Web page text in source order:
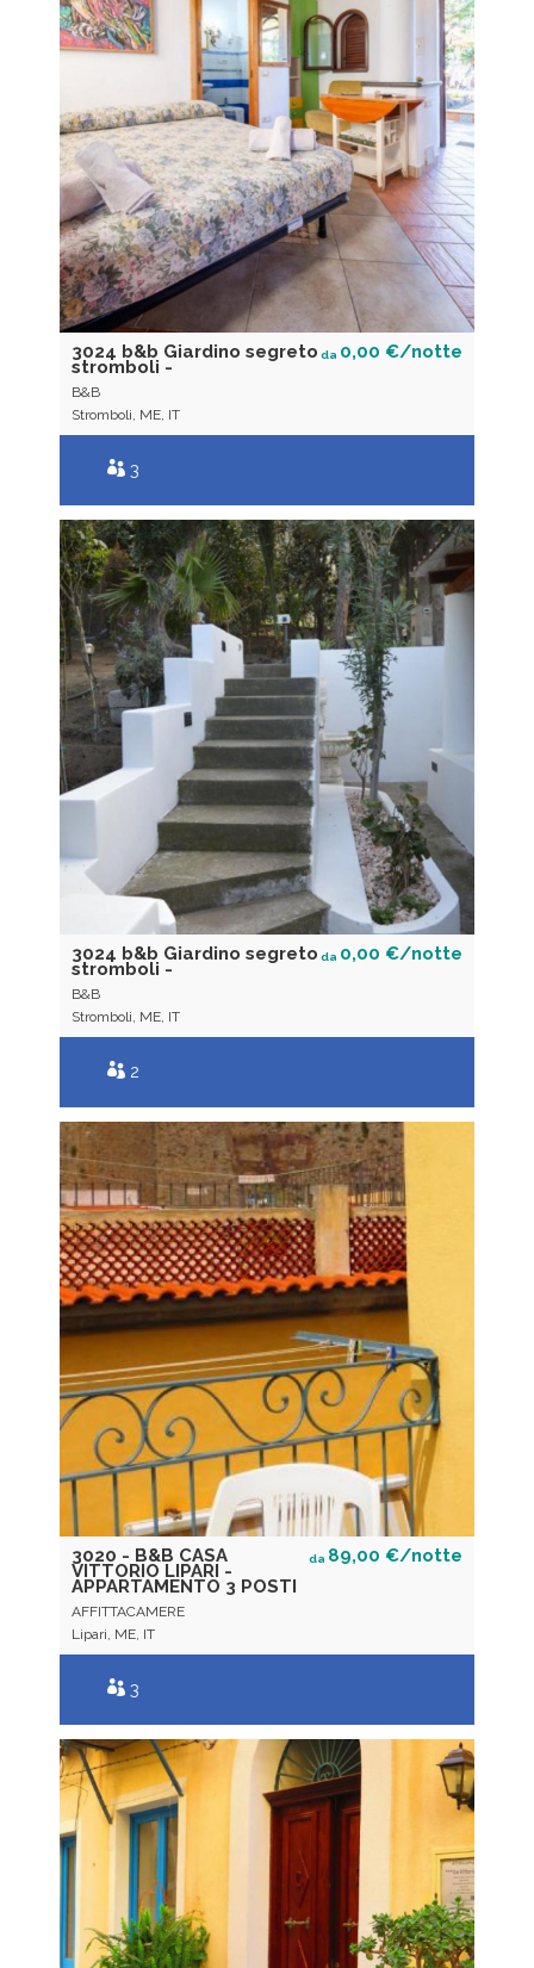
3024 b&b Giardino segreto
stromboli -
da 0,00 €/notte
B&B
Stromboli, ME, IT
3
3024 b&b Giardino segreto
stromboli -
da 0,00 €/notte
B&B
Stromboli, ME, IT
2
3020 - B&B CASA
VITTORIO LIPARI -
APPARTAMENTO 3 POSTI
da 89,00 €/notte
AFFITTACAMERE
Lipari, ME, IT
3